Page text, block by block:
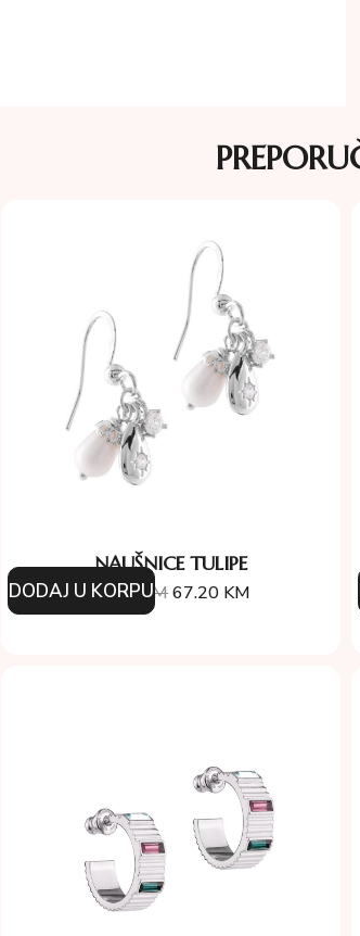
NAUŠNICE TULIPE
96.00KM67.20 KM
DODAJ U KORPU